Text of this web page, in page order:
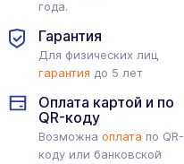
года.
Гарантия
Для физических лиц
гарантия до 5 лет
Оплата картой и по
QR-коду
Возможна оплата по QR-
коду или банковской